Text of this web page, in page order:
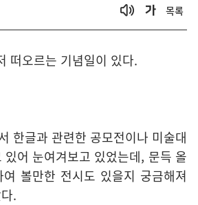
목록
떠오르는 기념일이 있다.
한글과 관련한 공모전이나 미술대
어 눈여겨보고 있었는데, 문득 올
볼만한 전시도 있을지 궁금해져
.